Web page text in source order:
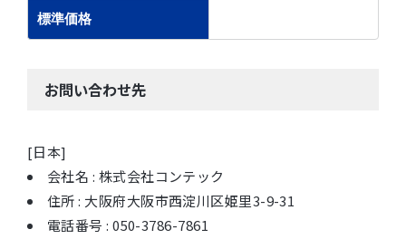
標準価格
お問い合わせ先
[日本]
会社名 : 株式会社コンテック
住所 : 大阪府大阪市西淀川区姫里3-9-31
電話番号 : 050-3786-7861